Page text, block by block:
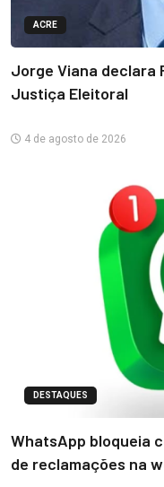
ACRE
Jorge Viana declara
Justiça Eleitoral
4 de agosto de 2026
DESTAQUES
WhatsApp bloqueia
de reclamações na